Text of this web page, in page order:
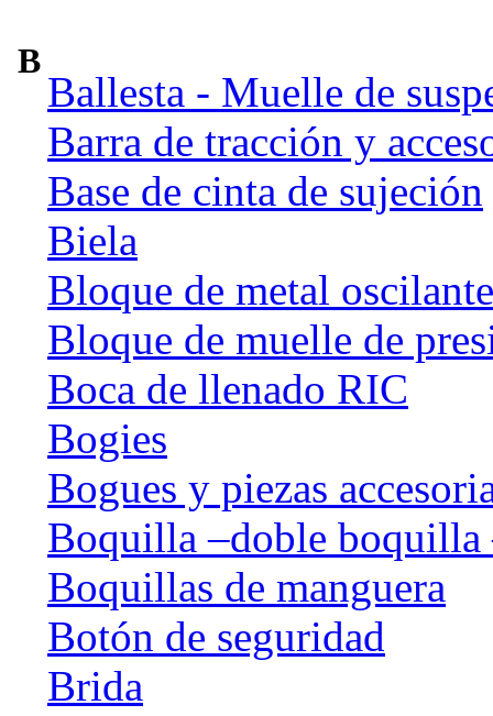
B
Ballesta - Muelle de
Barra de tracción y
Base de cinta de sujeción
Biela
Bloque de metal oscilante
Bloque de muelle de
Boca de llenado RIC
Bogies
Bogues y piezas
Boquilla –doble
Boquillas de manguera
Botón de seguridad
Brida